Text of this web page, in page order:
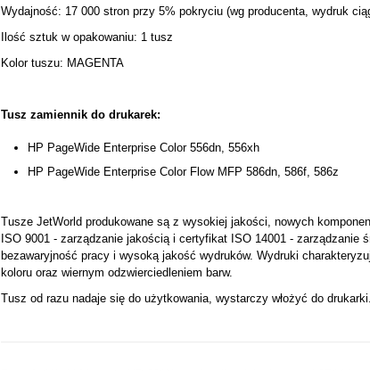
Wydajność: 17 000 stron przy 5% pokryciu (wg producenta, wydruk
Ilość sztuk w opakowaniu: 1 tusz
Kolor tuszu: MAGENTA
Tusz zamiennik do drukarek:
HP PageWide Enterprise Color 556dn, 556xh
HP PageWide Enterprise Color Flow MFP 586dn, 586f, 586z
Tusze JetWorld produkowane są z wysokiej jakości, nowych
ISO 9001 - zarządzanie jakością i certyfikat ISO 14001 - zarządzanie
bezawaryjność pracy i wysoką jakość wydruków. Wydruki
koloru oraz wiernym odzwierciedleniem barw.
Tusz od razu nadaje się do użytkowania, wystarczy włożyć do